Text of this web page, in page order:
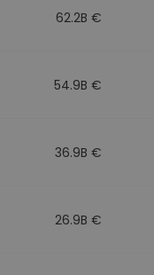
62.2B €
54.9B €
36.9B €
26.9B €